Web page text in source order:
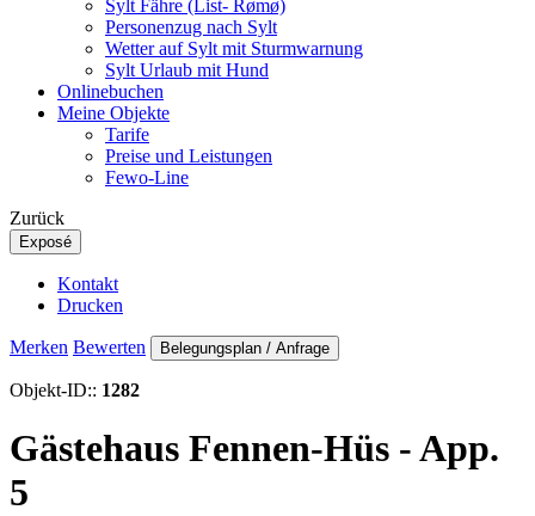
Sylt Fähre (List- Rømø)
Personenzug nach Sylt
Wetter auf Sylt mit Sturmwarnung
Sylt Urlaub mit Hund
Onlinebuchen
Meine Objekte
Tarife
Preise und Leistungen
Fewo-Line
Zurück
Exposé
Kontakt
Drucken
Merken Bewerten Belegungsplan / Anfrage
Objekt-ID:: 1282
Gästehaus Fennen-Hüs - App.
5